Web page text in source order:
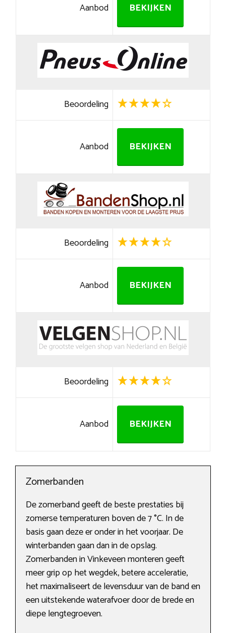
Aanbod BEKIJKEN
Beoordeling
Aanbod BEKIJKEN
Beoordeling
Aanbod BEKIJKEN
Beoordeling
Aanbod BEKIJKEN
Zomerbanden
De zomerband geeft de beste prestaties bij
zomerse temperaturen boven de 7 °C. In de
basis gaan deze er onder in het voorjaar. De
winterbanden gaan dan in de opslag.
Zomerbanden in Vinkeveen monteren geeft
meer grip op het wegdek, betere acceleratie,
het maximaliseert de levensduur van de band en
een uitstekende waterafvoer door de brede en
diepe lengtegroeven.